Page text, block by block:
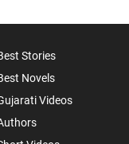
Stories
Novels
Videos